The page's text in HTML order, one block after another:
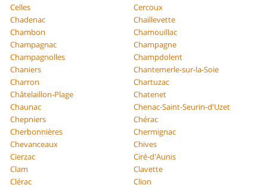
Celles
Cercoux
Chadenac
Chaillevette
Chambon
Chamouillac
Champagnac
Champagne
Champagnolles
Champdolent
Chaniers
Chantemerle-sur-la-Soie
Charron
Chartuzac
Châtelaillon-Plage
Chatenet
Chaunac
Chenac-Saint-Seurin-d'Uzet
Chepniers
Chérac
Cherbonnières
Chermignac
Chevanceaux
Chives
Cierzac
Ciré-d'Aunis
Clam
Clavette
Clérac
Clion